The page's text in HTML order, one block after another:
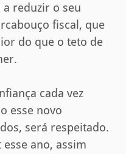
reduzir o seu
fiscal, que
do que o teto de
cada vez
esse novo
será respeitado.
ano, assim